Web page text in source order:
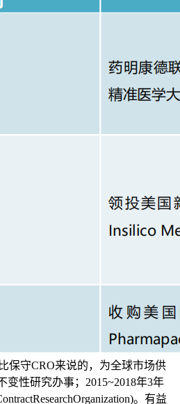
保守CRO来说的，为全球市场供
变性研究办事；2015~2018年3年
。有益